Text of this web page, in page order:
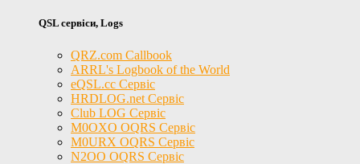
QSL сервіси, Logs
QRZ.com Callbook
ARRL's Logbook of the World
eQSL.cc Сервіс
HRDLOG.net Сервіс
Club LOG Сервіс
M0OXO OQRS Сервіс
M0URX OQRS Сервіс
N2OO OQRS Сервіс